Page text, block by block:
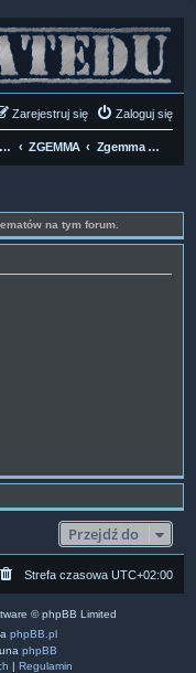
Zaloguj się
Zarejestruj się
TUNERY SAT HD-LINUX ZGEMMA Zgemma Star H5.2S
na tym forum.
Przejdź do
Strefa czasowa UTC+02:00
© phpBB Limited
phpBB.pl
phpBB
| Regulamin